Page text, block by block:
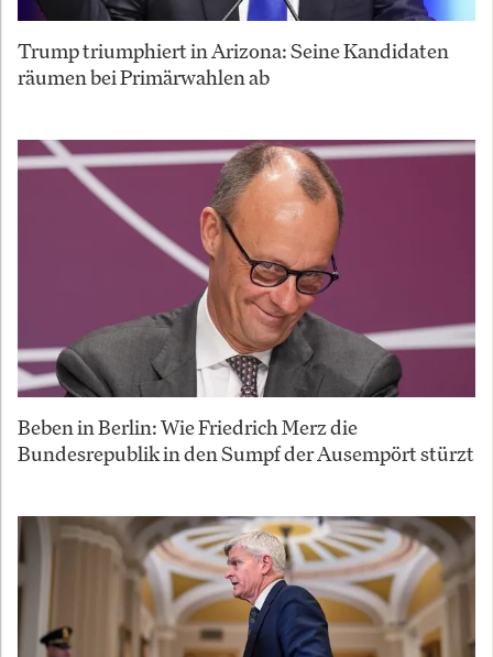
Trump triumphiert in Arizona: Seine Kandidaten
räumen bei Primärwahlen ab
Beben in Berlin: Wie Friedrich Merz die
Bundesrepublik in den Sumpf der Ausempört stürzt